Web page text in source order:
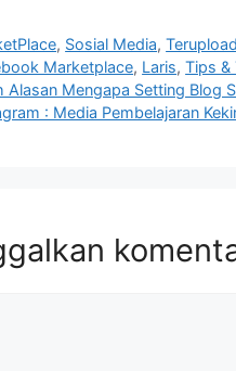
, Sosial Media,Terupload
Marketplace, Laris,Tips &
Alasan Mengapa Setting Blog
: Media Pembelajaran